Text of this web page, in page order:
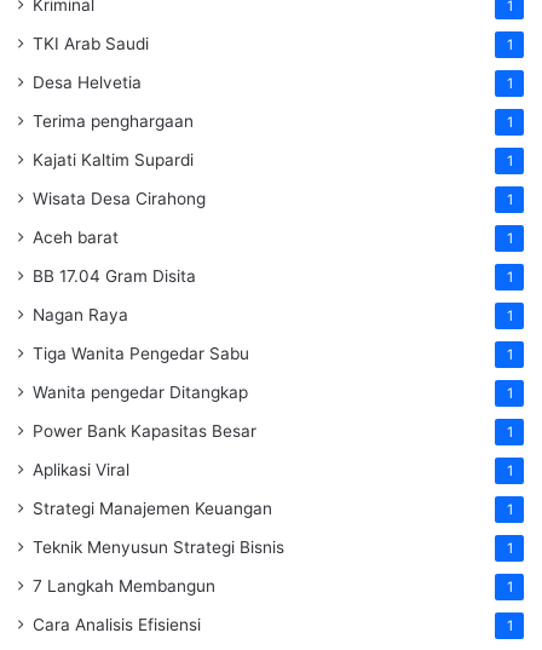
Kriminal 1
TKI Arab Saudi 1
Desa Helvetia 1
Terima penghargaan 1
Kajati Kaltim Supardi 1
Wisata Desa Cirahong 1
Aceh barat 1
BB 17.04 Gram Disita 1
Nagan Raya 1
Tiga Wanita Pengedar Sabu 1
Wanita pengedar Ditangkap 1
Power Bank Kapasitas Besar 1
Aplikasi Viral 1
Strategi Manajemen Keuangan 1
Teknik Menyusun Strategi Bisnis 1
7 Langkah Membangun 1
Cara Analisis Efisiensi 1